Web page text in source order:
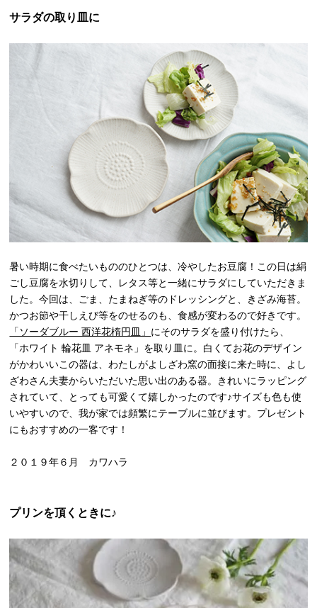
サラダの取り皿に
暑い時期に食べたいもののひとつは、冷やしたお豆腐！この日は絹
ごし豆腐を水切りして、レタス等と一緒にサラダにしていただきま
した。今回は、ごま、たまねぎ等のドレッシングと、きざみ海苔。
かつお節や干しえび等をのせるのも、食感が変わるので好きです。
「ソーダブルー 西洋花楕円皿」 にそのサラダを盛り付けたら、
「ホワイト 輪花皿 アネモネ」を取り皿に。白くてお花のデザイン
がかわいいこの器は、わたしがよしざわ窯の面接に来た時に、よし
ざわさん夫妻からいただいた思い出のある器。きれいにラッピング
されていて、とっても可愛くて嬉しかったのです♪サイズも色も使
いやすいので、我が家では頻繁にテーブルに並びます。プレゼント
にもおすすめの一客です！
２０１９年６月 カワハラ
プリンを頂くときに♪